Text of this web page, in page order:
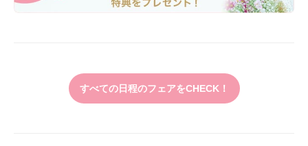
すべての日程のフェアをCHECK！